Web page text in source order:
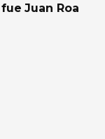
Juan Roa